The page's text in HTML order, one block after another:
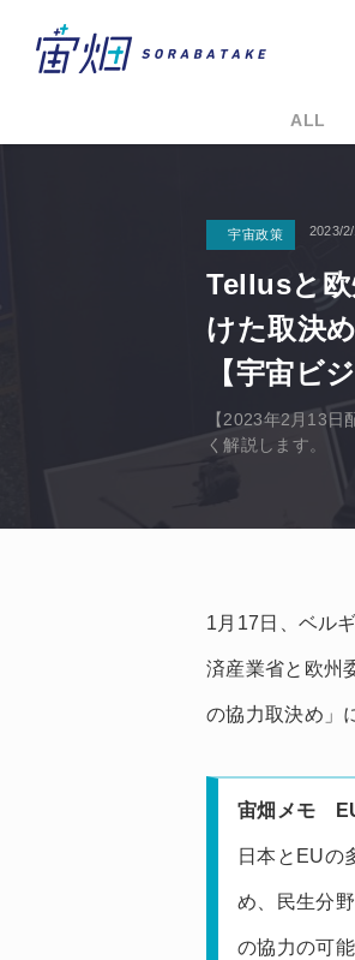
ALL
宇宙政策 2023/
Tellusと
けた取決
【宇宙ビ
【2023年2月13
く解説します。
1月17日、ベル
済産業省と欧州
の協力取決め」
宙畑メモ
日本とEUの
め、民生分
の協力の可